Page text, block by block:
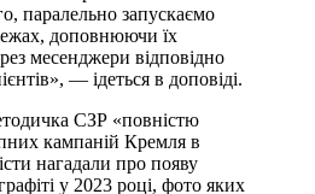
паралельно запускаємо
доповнюючи їх
месенджери відповідно
— ідеться в доповіді.
СЗР «повністю
кампаній Кремля в
нагадали про появу
у 2023 році, фото яких